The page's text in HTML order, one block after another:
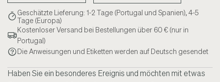
Geschätzte Lieferung: 1-2 Tage (Portugal und Spanien), 4-5
Tage (Europa)
Kostenloser Versand bei Bestellungen über 60 € (nur in
Portugal)
Die Anweisungen und Etiketten werden auf Deutsch gesendet
Haben Sie ein besonderes Ereignis und möchten mit etwas